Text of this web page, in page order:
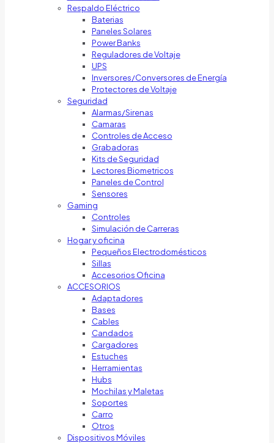
Respaldo Eléctrico
Baterias
Paneles Solares
Power Banks
Reguladores de Voltaje
UPS
Inversores/Conversores de Energía
Protectores de Voltaje
Seguridad
Alarmas/Sirenas
Camaras
Controles de Acceso
Grabadoras
Kits de Seguridad
Lectores Biometricos
Paneles de Control
Sensores
Gaming
Controles
Simulación de Carreras
Hogar y oficina
Pequeños Electrodomésticos
Sillas
Accesorios Oficina
ACCESORIOS
Adaptadores
Bases
Cables
Candados
Cargadores
Estuches
Herramientas
Hubs
Mochilas y Maletas
Soportes
Carro
Otros
Dispositivos Móviles